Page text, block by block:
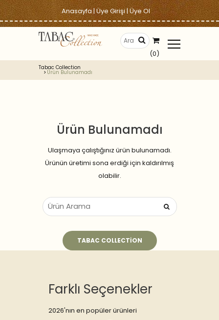
Anasayfa|Üye Girişi|Üye Ol
(0)
Tabac Collection
Ürün Bulunamadı
Ürün Bulunamadı
Ulaşmaya çalıştığınız ürün bulunamadı.
Ürünün üretimi sona erdiği için kaldırılmış
olabilir.
TABAC COLLECTION
Farklı Seçenekler
2026'nın en popüler ürünleri